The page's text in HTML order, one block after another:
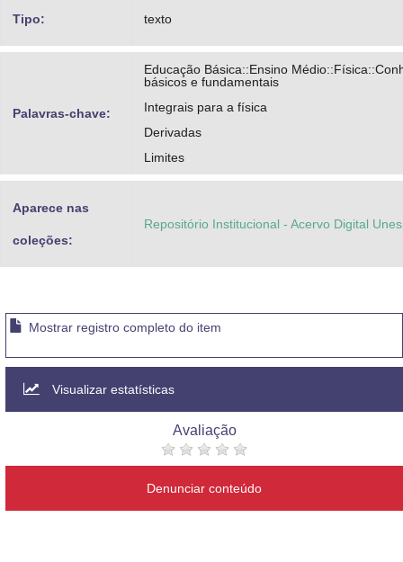
Tipo: texto
Palavras-chave:
Educação Básica::Ensino
básicos e fundamentais
Integrais para a física
Derivadas
Limites
Aparece nas
coleções:
Repositório Institucional - Acervo Digital
Mostrar registro completo do item
Visualizar estatísticas
Avaliação
Denunciar conteúdo